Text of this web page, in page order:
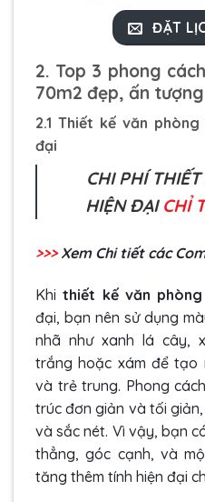
ĐẶT
2. Top 3 phong
70m2 đẹp, ấn tượng
2.1 Thiết kế văn
đại
CHI PHÍ
HIỆN ĐẠI CHỈ
>>> Xem Chi tiết các
Khithiết kế văn phòng
đại, bạn nên sử dụng
nhã như xanh lá cây,
trắng hoặc xám để tạo
và trẻ trung. Phong
trúc đơn giản và tối
và sắc nét. Vì vậy, bạn
thẳng, góc cạnh, và
tăng thêm tính hiện đại